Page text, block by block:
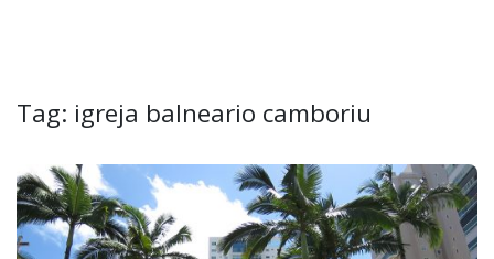
Tag: igreja balneario camboriu